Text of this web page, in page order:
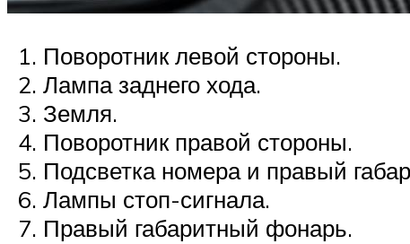
Поворотник левой стороны.
Лампа заднего хода.
Земля.
Поворотник правой стороны.
Подсветка номера и правый
Лампы стоп-сигнала.
Правый габаритный фонарь.